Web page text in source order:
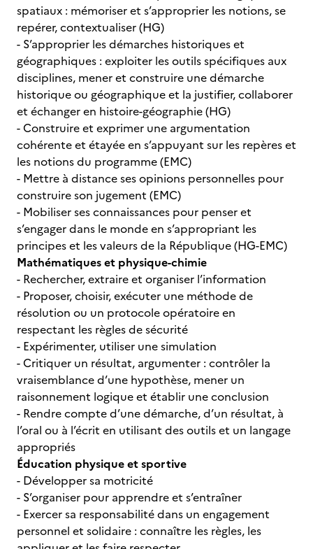
spatiaux : mémoriser et s’approprier les notions, se
repérer, contextualiser (HG)
- S’approprier les démarches historiques et
géographiques : exploiter les outils spécifiques aux
disciplines, mener et construire une démarche
historique ou géographique et la justifier, collaborer
et échanger en histoire-géographie (HG)
- Construire et exprimer une argumentation
cohérente et étayée en s’appuyant sur les repères et
les notions du programme (EMC)
- Mettre à distance ses opinions personnelles pour
construire son jugement (EMC)
- Mobiliser ses connaissances pour penser et
s’engager dans le monde en s’appropriant les
principes et les valeurs de la République (HG-EMC)
Mathématiques et physique-chimie
- Rechercher, extraire et organiser l’information
- Proposer, choisir, exécuter une méthode de
résolution ou un protocole opératoire en
respectant les règles de sécurité
- Expérimenter, utiliser une simulation
- Critiquer un résultat, argumenter : contrôler la
vraisemblance d’une hypothèse, mener un
raisonnement logique et établir une conclusion
- Rendre compte d’une démarche, d’un résultat, à
l’oral ou à l’écrit en utilisant des outils et un langage
appropriés
Éducation physique et sportive
- Développer sa motricité
- S’organiser pour apprendre et s’entraîner
- Exercer sa responsabilité dans un engagement
personnel et solidaire : connaître les règles, les